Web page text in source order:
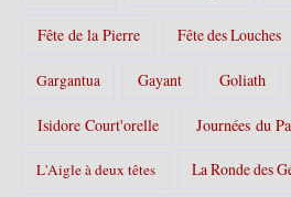
Fête de la Pierre Fête des Louches
Gargantua Gayant Goliath
Isidore Court'orelle Journées du
L'Aigle à deux têtes La Ronde des